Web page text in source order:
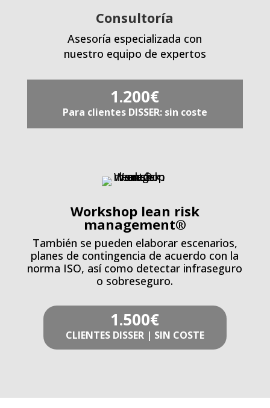
Consultoría
Asesoría especializada con
nuestro equipo de expertos
1.200€
Para clientes DISSER: sin coste
Workshop lean risk
management®
También se pueden elaborar escenarios,
planes de contingencia de acuerdo con la
norma ISO, así como detectar infraseguro
o sobreseguro.
1.500€
CLIENTES DISSER | SIN COSTE